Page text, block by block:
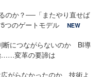
のか？──「またやり直せば
つのゲートモデル
NEW
断につながらないのか BI導
……変革の要諦は
がらなかったのか 技術よ